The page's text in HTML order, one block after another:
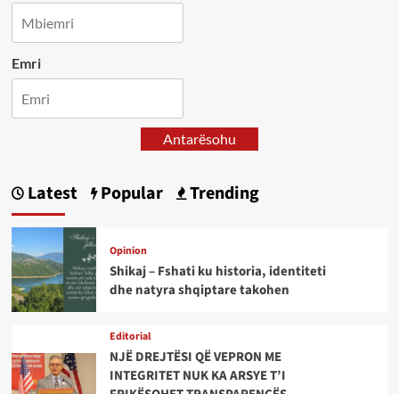
Emri
Antarësohu
Latest Popular Trending
Opinion
Shikaj – Fshati ku historia, identiteti
dhe natyra shqiptare takohen
Editorial
NJË DREJTËSI QË VEPRON ME
INTEGRITET NUK KA ARSYE T’I